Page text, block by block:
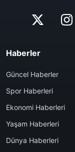
Haberler
Güncel Haberler
Spor Haberleri
Ekonomi Haberleri
Yaşam Haberleri
Dünya Haberleri